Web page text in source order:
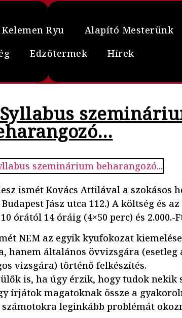
Ryu
Alapító Mesterünk
Edzőtermek Hírek
ismét Kovács Attilával a szokásos
Jász utca 112.) A költség és az
órától 14 óráig (4×50 perc) és 2.000.-
NEM az egyik kyufokozat
hanem általános övvizsgára (esetleg
vizsgára) történő felkészítés.
is, ha úgy érzik, hogy tudok nekik
írjátok magatoknak össze a
leginkább problémát